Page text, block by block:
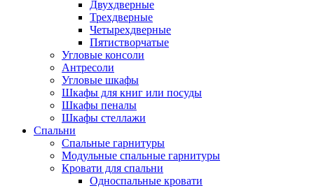
Двухдверные
Трехдверные
Четырехдверные
Пятистворчатые
Угловые консоли
Антресоли
Угловые шкафы
Шкафы для книг или посуды
Шкафы пеналы
Шкафы стеллажи
Спальни
Спальные гарнитуры
Модульные спальные гарнитуры
Кровати для спальни
Односпальные кровати